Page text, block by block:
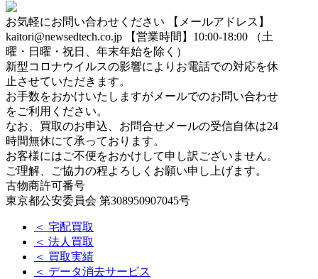
お気軽にお問い合わせください
【メールアドレス】
kaitori@newsedtech.co.jp
【営業時間】10:00-18:00 （土
曜・日曜・祝日、年末年始を除く）
新型コロナウイルスの影響によりお電話での対応を休
止させていただきます。
お手数をおかけいたしますがメールでのお問い合わせ
をご利用ください。
なお、買取のお申込、お問合せメールの受信自体は24
時間無休にて承っております。
お客様にはご不便をおかけして申し訳ございません。
ご理解、ご協力の程よろしくお願い申し上げます。
古物商許可番号
東京都公安委員会 第308950907045号
＜ 宅配買取
＜ 法人買取
＜ 買取実績
＜ データ消去サービス